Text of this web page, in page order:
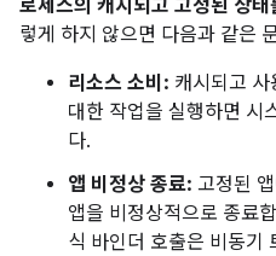
로세스의 캐시되고 고정된 상태
렇게 하지 않으면 다음과 같은
리소스 소비: 캐시되고 사
대한 작업을 실행하면 시
다.
앱 비정상 종료: 고정된
앱을 비정상적으로 종료
식 바인더 호출은 비동기